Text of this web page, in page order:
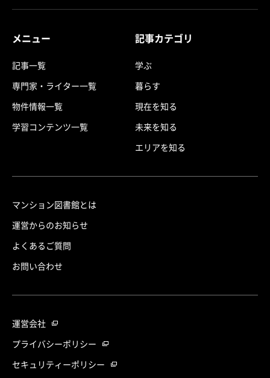
メニュー
記事一覧
専門家・ライター一覧
物件情報一覧
学習コンテンツ一覧
記事カテゴリ
学ぶ
暮らす
現在を知る
未来を知る
エリアを知る
マンション図書館とは
運営からのお知らせ
よくあるご質問
お問い合わせ
運営会社
プライバシーポリシー
セキュリティーポリシー